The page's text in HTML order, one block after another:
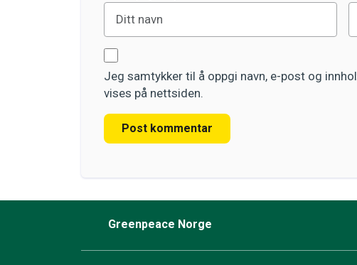
Jeg samtykker til å oppgi navn, e-post og
vises på nettsiden.
Post kommentar
Greenpeace Norge